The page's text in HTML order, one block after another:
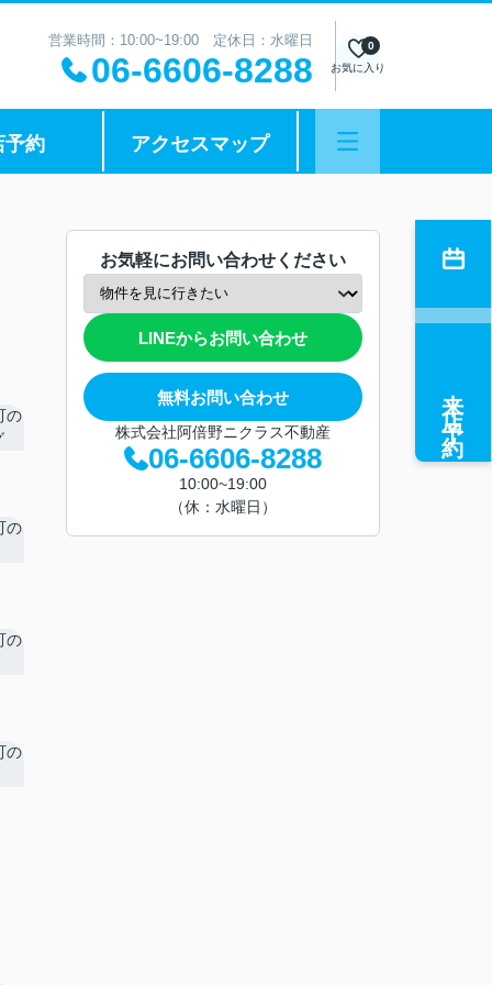
営業時間：10:00~19:00 定休日：水曜日
06-6606-8288 お気に入り
0
予約 アクセスマップ
お気軽にお問い合わせください
LINEからお問い合わせ
無料お問い合わせ
株式会社阿倍野ニクラス不動産
06-6606-8288
10:00~19:00
（休：水曜日）
来店予約